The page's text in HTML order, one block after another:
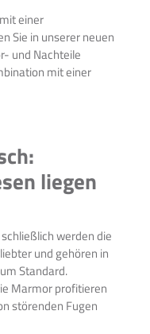
einer
Sie in unserer neuen
und Nachteile
mit einer
liegen
werden die
und gehören in
Standard.
Marmor profitieren
störenden Fugen